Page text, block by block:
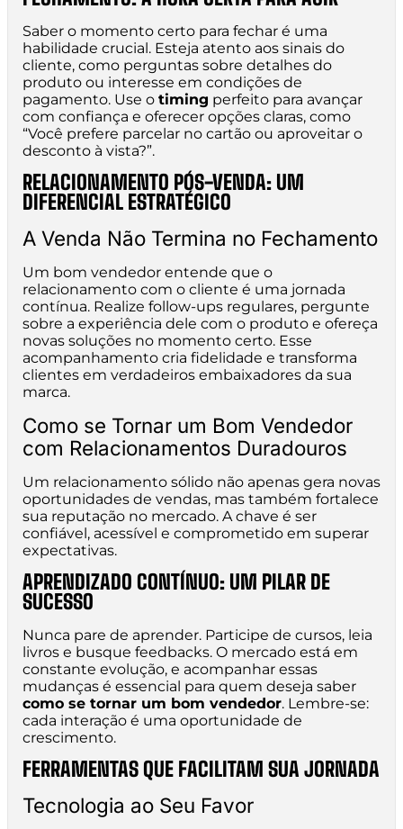
Saber o momento certo para fechar é uma
habilidade crucial. Esteja atento aos sinais do
cliente, como perguntas sobre detalhes do
produto ou interesse em condições de
pagamento. Use o timing perfeito para avançar
com confiança e oferecer opções claras, como
“Você prefere parcelar no cartão ou aproveitar o
desconto à vista?”.
RELACIONAMENTO PÓS-VENDA: UM
DIFERENCIAL ESTRATÉGICO
A Venda Não Termina no Fechamento
Um bom vendedor entende que o
relacionamento com o cliente é uma jornada
contínua. Realize follow-ups regulares, pergunte
sobre a experiência dele com o produto e ofereça
novas soluções no momento certo. Esse
acompanhamento cria fidelidade e transforma
clientes em verdadeiros embaixadores da sua
marca.
Como se Tornar um Bom Vendedor
com Relacionamentos Duradouros
Um relacionamento sólido não apenas gera novas
oportunidades de vendas, mas também fortalece
sua reputação no mercado. A chave é ser
confiável, acessível e comprometido em superar
expectativas.
APRENDIZADO CONTÍNUO: UM PILAR DE
SUCESSO
Nunca pare de aprender. Participe de cursos, leia
livros e busque feedbacks. O mercado está em
constante evolução, e acompanhar essas
mudanças é essencial para quem deseja saber
como se tornar um bom vendedor. Lembre-se:
cada interação é uma oportunidade de
crescimento.
FERRAMENTAS QUE FACILITAM SUA JORNADA
Tecnologia ao Seu Favor